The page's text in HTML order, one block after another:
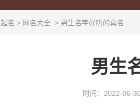
起名 > 网名大全 > 男生名字好听的真名
男生
时间：2022-06-